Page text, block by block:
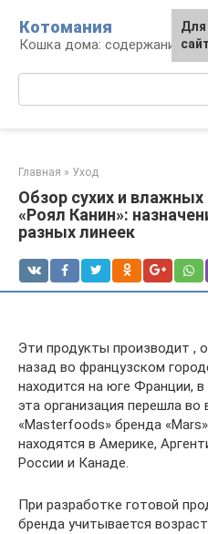
контенту
Котомания
Кошка дома: содержание и
Главная » Уход
Обзор сухих и
«Роял Канин»:
разных линеек
Эти продукты производит ,
назад во французском
находится на юге Франции,
эта организация перешла во
«Masterfoods» бренда
находятся в Америке,
России и Канаде.
При разработке готовой
бренда учитывается
Для